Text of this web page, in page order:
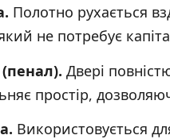
Полотно рухається
не потребує
Двері
простір,
Використовується